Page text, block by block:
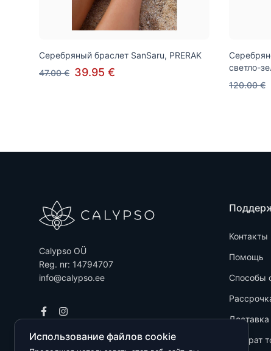
Серебряный браслет SanSaru, PRERAK
47.00 € 39.95 €
светло-
120.00 €
Calypso OÜ
Reg. nr: 14794707
info@calypso.ee
Контакты
Помощь
Способы
Доставка
Возврат
Использование файлов cookie